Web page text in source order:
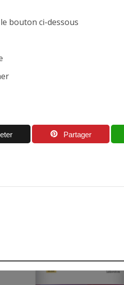
bouton ci-dessous
Partager